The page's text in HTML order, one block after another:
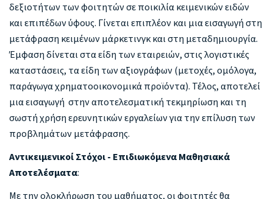
δεξιοτήτων των φοιτητών σε ποικιλία κειμενικών ειδών
και επιπέδων ύφους. Γίνεται επιπλέον και μια εισαγωγή στη
μετάφραση κειμένων μάρκετινγκ και στη μεταδημιουργία.
Έμφαση δίνεται στα είδη των εταιρειών, στις λογιστικές
καταστάσεις, τα είδη των αξιογράφων (μετοχές, ομόλογα,
παράγωγα χρηματοοικονομικά προϊόντα). Τέλος, αποτελεί
μια εισαγωγή στην αποτελεσματική τεκμηρίωση και τη
σωστή χρήση ερευνητικών εργαλείων για την επίλυση των
προβλημάτων μετάφρασης.
Αντικειμενικοί Στόχοι - Επιδιωκόμενα Μαθησιακά
Αποτελέσματα:
Με την ολοκλήρωση του μαθήματος, οι φοιτητές θα